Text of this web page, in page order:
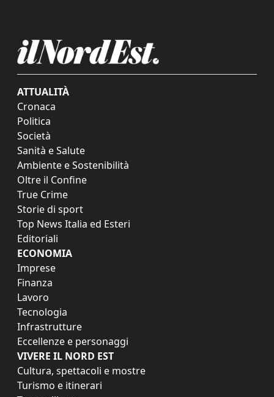
ATTUALITÀ
Cronaca
Politica
Società
Sanità e Salute
Ambiente e Sostenibilità
Oltre il Confine
True Crime
Storie di sport
Top News Italia ed Esteri
Editoriali
ECONOMIA
Imprese
Finanza
Lavoro
Tecnologia
Infrastrutture
Eccellenze e personaggi
VIVERE IL NORD EST
Cultura, spettacoli e mostre
Turismo e itinerari